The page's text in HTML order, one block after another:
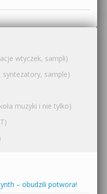
wtyczek, sampli)
sample)
muzyki i nie tylko)
– obudzili potwora!